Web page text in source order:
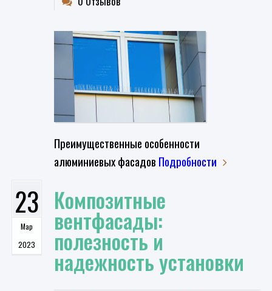
Преимущественные особенности
алюминиевых фасадов Подробности
23
Мар
2023
​Композитные
вентфасады:
полезность и
надежность установки